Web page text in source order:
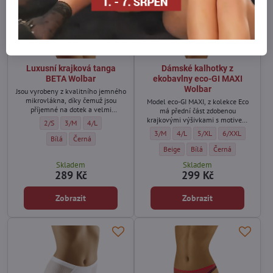
Luxusní krajková tanga
BETA Wolbar
Jsou vyrobeny z kvalitního jemného
mikrovlákna, díky čemuž jsou
příjemné na dotek a velmi
Luxusní krajková tanga BETA Wolbar - Velikost:
2/S Luxusní krajková tanga BETA Wolbar - Velikost:
3/M Luxusní krajková tanga BETA Wolbar - Velikost:
4/L
Luxusní krajková tanga BETA Wolbar - Barva:
Bílá Luxusní krajková tanga BETA Wolbar - Barva:
Černá
Skladem
289 Kč
Zobrazit
Dámské kalhotky z
ekobavlny eco-GI MAXI
Wolbar
Model eco-GI MAXI, z kolekce Eco
má přední část zdobenou
krajkovými výšivkami s motivem
Dámské kalhotky z ekobavlny eco-GI
3/M Dámské kalhotky z ekobavlny
4/L Dámské kalhotky z
5/XL Dámské
6/XXL
Dámské kalhotky z ekobavlny eco-
Beige Dámské kalhotky z
Bílá Dámské kalhotky z
Černá
Skladem
299 Kč
Zobrazit